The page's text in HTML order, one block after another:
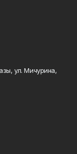
ул. Мичурина,